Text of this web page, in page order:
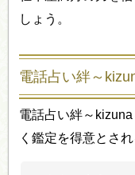
しょう。
電話占い絆～
電話占い絆～
く鑑定を得意とさ